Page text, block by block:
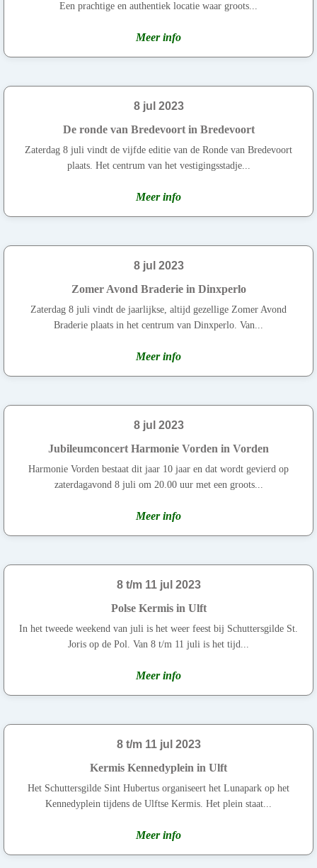
Een prachtige en authentiek locatie waar groots...
Meer info
8 jul 2023
De ronde van Bredevoort in Bredevoort
Zaterdag 8 juli vindt de vijfde editie van de Ronde van Bredevoort
plaats. Het centrum van het vestigingsstadje...
Meer info
8 jul 2023
Zomer Avond Braderie in Dinxperlo
Zaterdag 8 juli vindt de jaarlijkse, altijd gezellige Zomer Avond
Braderie plaats in het centrum van Dinxperlo. Van...
Meer info
8 jul 2023
Jubileumconcert Harmonie Vorden in Vorden
Harmonie Vorden bestaat dit jaar 10 jaar en dat wordt gevierd op
zaterdagavond 8 juli om 20.00 uur met een groots...
Meer info
8 t/m 11 jul 2023
Polse Kermis in Ulft
In het tweede weekend van juli is het weer feest bij Schuttersgilde St.
Joris op de Pol. Van 8 t/m 11 juli is het tijd...
Meer info
8 t/m 11 jul 2023
Kermis Kennedyplein in Ulft
Het Schuttersgilde Sint Hubertus organiseert het Lunapark op het
Kennedyplein tijdens de Ulftse Kermis. Het plein staat...
Meer info